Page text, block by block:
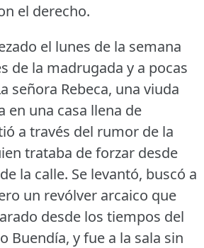
el derecho.
el lunes de la semana
de la madrugada y a pocas
señora Rebeca, una viuda
en una casa llena de
a través del rumor de la
trataba de forzar desde
la calle. Se levantó, buscó a
un revólver arcaico que
desde los tiempos del
Buendía, y fue a la sala sin